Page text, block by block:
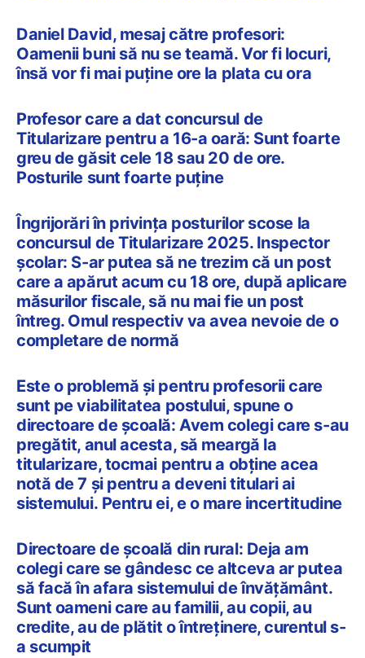
Daniel David, mesaj către profesori:
Oamenii buni să nu se teamă. Vor fi locuri,
însă vor fi mai puține ore la plata cu ora
Profesor care a dat concursul de
Titularizare pentru a 16-a oară: Sunt foarte
greu de găsit cele 18 sau 20 de ore.
Posturile sunt foarte puține
Îngrijorări în privința posturilor scose la
concursul de Titularizare 2025. Inspector
școlar: S-ar putea să ne trezim că un post
care a apărut acum cu 18 ore, după aplicare
măsurilor fiscale, să nu mai fie un post
întreg. Omul respectiv va avea nevoie de o
completare de normă
Este o problemă și pentru profesorii care
sunt pe viabilitatea postului, spune o
directoare de școală: Avem colegi care s-au
pregătit, anul acesta, să meargă la
titularizare, tocmai pentru a obține acea
notă de 7 și pentru a deveni titulari ai
sistemului. Pentru ei, e o mare incertitudine
Directoare de școală din rural: Deja am
colegi care se gândesc ce altceva ar putea
să facă în afara sistemului de învățământ.
Sunt oameni care au familii, au copii, au
credite, au de plătit o întreținere, curentul s-
a scumpit